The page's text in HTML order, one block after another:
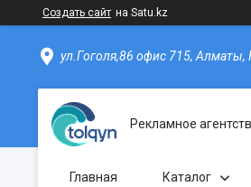
Создать сайт на Satu.kz
ул.Гоголя,86 офис 715, Алматы,
Рекламное
Главная Каталог